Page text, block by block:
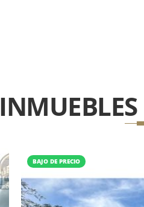
INMUEBLES
BAJO DE PRECIO